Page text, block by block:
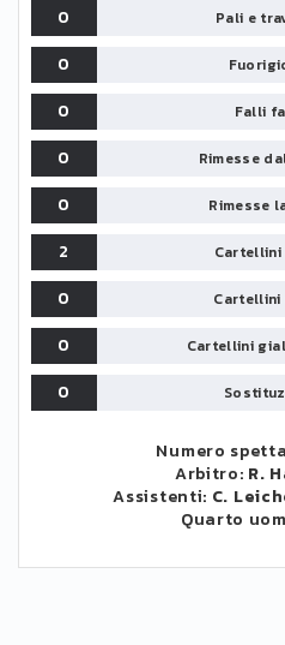
0 Pali e
0
0
Falli
0
Rimesse
0
Rimesse
2
0
0
Cartellini
0
Numero
Arbitro: R.
Assistenti: C.
Quarto